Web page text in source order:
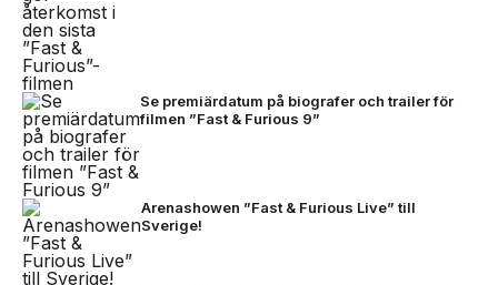
Se premiärdatum på biografer och trailer för
filmen ”Fast & Furious 9”
Arenashowen ”Fast & Furious Live” till
Sverige!